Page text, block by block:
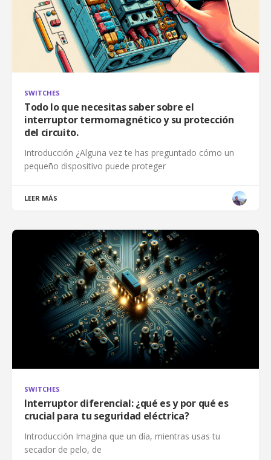
SWITCHES
Todo lo que necesitas saber sobre el
interruptor termomagnético y su protección
del circuito.
Introducción ¿Alguna vez te has preguntado cómo un
pequeño dispositivo puede proteger
LEER MÁS
SWITCHES
Interruptor diferencial: ¿qué es y por qué es
crucial para tu seguridad eléctrica?
Introducción Imagina que un día, mientras usas tu
secador de pelo, de